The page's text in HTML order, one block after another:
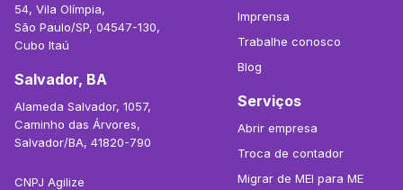
54, Vila Olímpia,
São Paulo/SP, 04547-130,
Cubo Itaú
Salvador, BA
Alameda Salvador, 1057,
Caminho das Árvores,
Salvador/BA, 41820-790
CNPJ Agilize
Imprensa
Trabalhe conosco
Blog
Serviços
Abrir empresa
Troca de contador
Migrar de MEI para ME